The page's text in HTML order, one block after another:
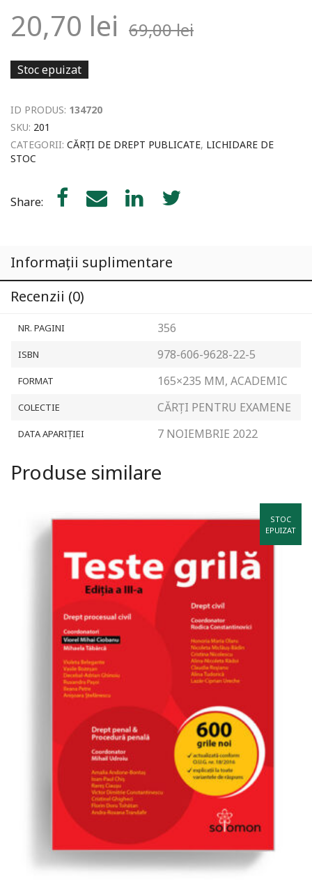
69,00lei
20,70 lei
Stoc epuizat
ID PRODUS: 134720
SKU: 201
CATEGORII: CĂRȚI DE DREPT PUBLICATE, LICHIDARE DE
STOC
Share:
Informații suplimentare
Recenzii (0)
NR. PAGINI 356
ISBN 978-606-9628-22-5
FORMAT 165×235 MM, ACADEMIC
COLECTIE CĂRȚI PENTRU EXAMENE
DATA APARIȚIEI 7 NOIEMBRIE 2022
Produse similare
STOC
EPUIZAT